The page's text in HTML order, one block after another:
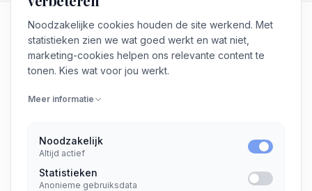
Antwoord binnen 1 werkdag
Senior binnen 1 tot 2 weken
Uit ons eigen team, klaar om te starten.
Noodzakelijke cookies houden de site werkend. Met
statistieken zien we wat goed werkt en wat niet,
marketing-cookies helpen ons relevante content te
tonen. Kies wat voor jou werkt.
Meer informatie
Noodzakelijk
Altijd actief
Statistieken
Anonieme gebruiksdata